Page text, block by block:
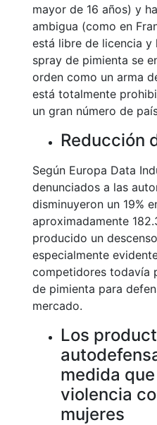
mayor de 16 años) y
ambigua (como en
está libre de licencia y
spray de pimienta se
orden como un arma
está totalmente
un gran número de
Reducción
Según Europa Data
denunciados a las
disminuyeron un 19%
aproximadamente
producido un
especialmente
competidores todavía
de pimienta para
mercado.
Los
medida
violencia
mujeres